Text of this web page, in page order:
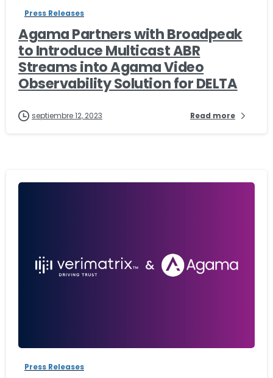
Press Releases
Agama Partners with Broadpeak
to Introduce Multicast ABR
Streams into Agama Video
Observability Solution for DELTA
septiembre 12, 2023 Read more
Press Releases